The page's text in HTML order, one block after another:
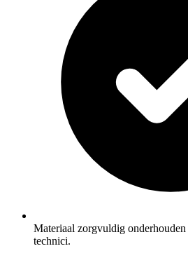
Materiaal zorgvuldig
technici.